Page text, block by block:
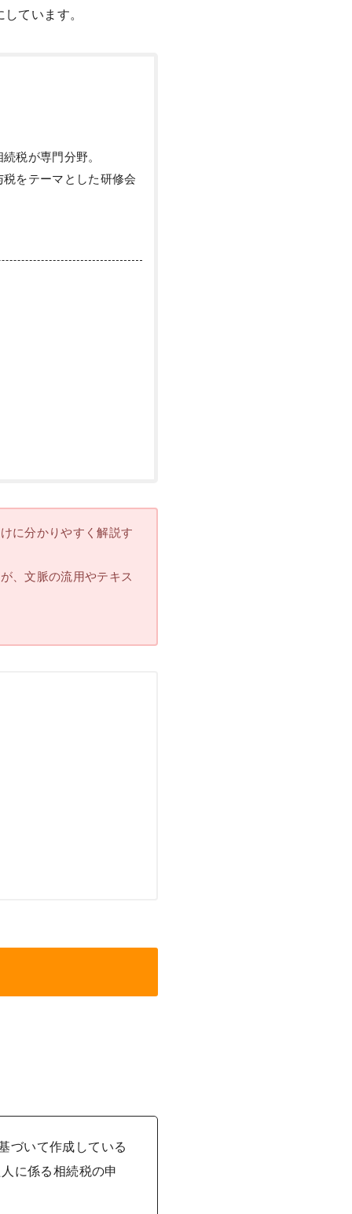
ています。
税が専門分野。
をテーマとした研修会
に分かりやすく解説す
、文脈の流用やテキス
づいて作成している
に係る相続税の申